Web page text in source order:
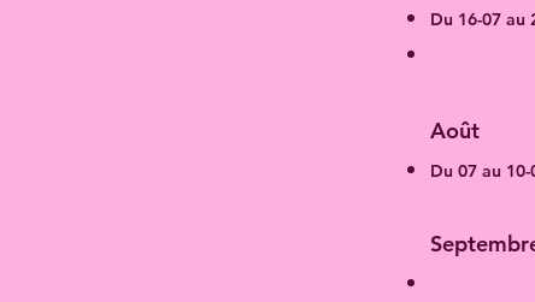
Du 16-07 au
Août​
Du 07 au